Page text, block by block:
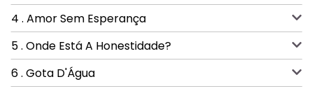
4 . Amor Sem Esperança
5 . Onde Está A Honestidade?
6 . Gota D'Água